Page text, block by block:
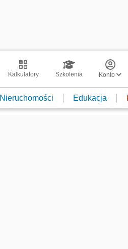
Kalkulatory Szkolenia Konto
Nieruchomości Edukacja